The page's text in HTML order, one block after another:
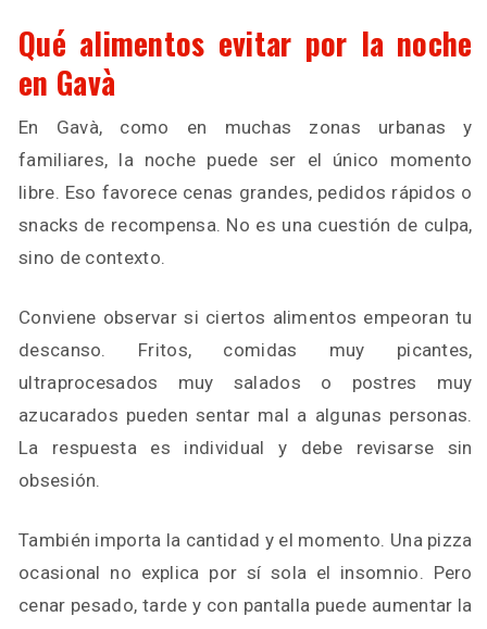
Qué alimentos evitar por la noche
en Gavà
En Gavà, como en muchas zonas urbanas y
familiares, la noche puede ser el único momento
libre. Eso favorece cenas grandes, pedidos rápidos o
snacks de recompensa. No es una cuestión de culpa,
sino de contexto.
Conviene observar si ciertos alimentos empeoran tu
descanso. Fritos, comidas muy picantes,
ultraprocesados muy salados o postres muy
azucarados pueden sentar mal a algunas personas.
La respuesta es individual y debe revisarse sin
obsesión.
También importa la cantidad y el momento. Una pizza
ocasional no explica por sí sola el insomnio. Pero
cenar pesado, tarde y con pantalla puede aumentar la